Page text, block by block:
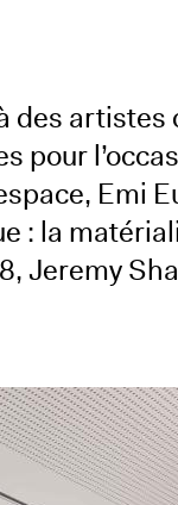
des
Emi
: la
Jeremy